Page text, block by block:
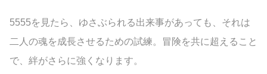
5555を見たら、ゆさぶられる出来事があっても、それは
二人の魂を成長させるための試練。冒険を共に超えること
で、絆がさらに強くなります。